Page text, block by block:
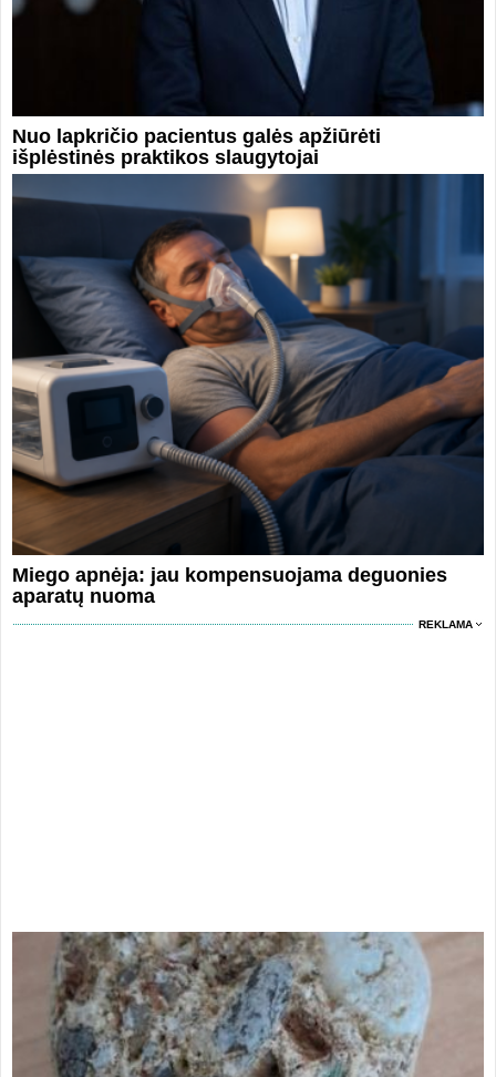
Nuo lapkričio pacientus galės apžiūrėti
išplėstinės praktikos slaugytojai
Miego apnėja: jau kompensuojama deguonies
aparatų nuoma
REKLAMA